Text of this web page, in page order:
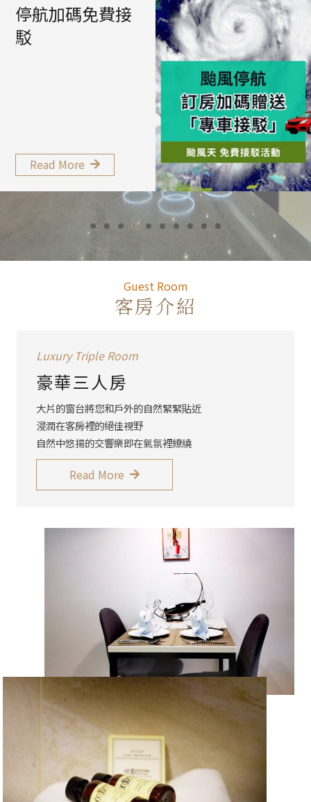
停航加碼免費接
駁
Read More
Guest
Guest Room
客房介紹
Luxury Triple Room
豪華三人房
大片的窗台將您和戶外的自然緊緊貼近
浸潤在客房裡的絕佳視野
自然中悠揚的交響樂即在氣氛裡繚繞
Read More